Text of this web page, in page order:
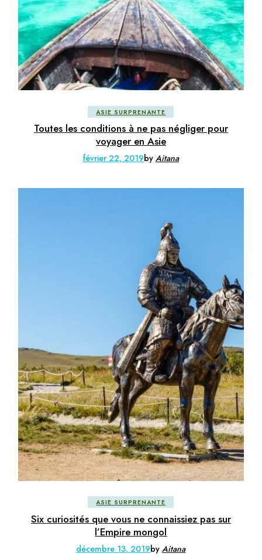
ASIE SURPRENANTE
Toutes les conditions à ne pas négliger pour
voyager en Asie
février 22, 2019by Aitana
ASIE SURPRENANTE
Six curiosités que vous ne connaissiez pas sur
l’Empire mongol
décembre 13, 2019byAitana